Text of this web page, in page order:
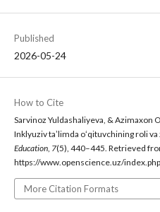
Published
2026-05-24
How to Cite
Sarvinoz Yuldashaliyeva, & Azimaxon
Inklyuziv taʼlimda oʻqituvchining roli
Education, 7(5), 440–445. Retrieved
https://www.openscience.uz/
More Citation Formats